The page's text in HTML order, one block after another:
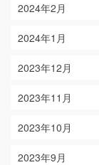
2024年2月
2024年1月
2023年12月
2023年11月
2023年10月
2023年9月